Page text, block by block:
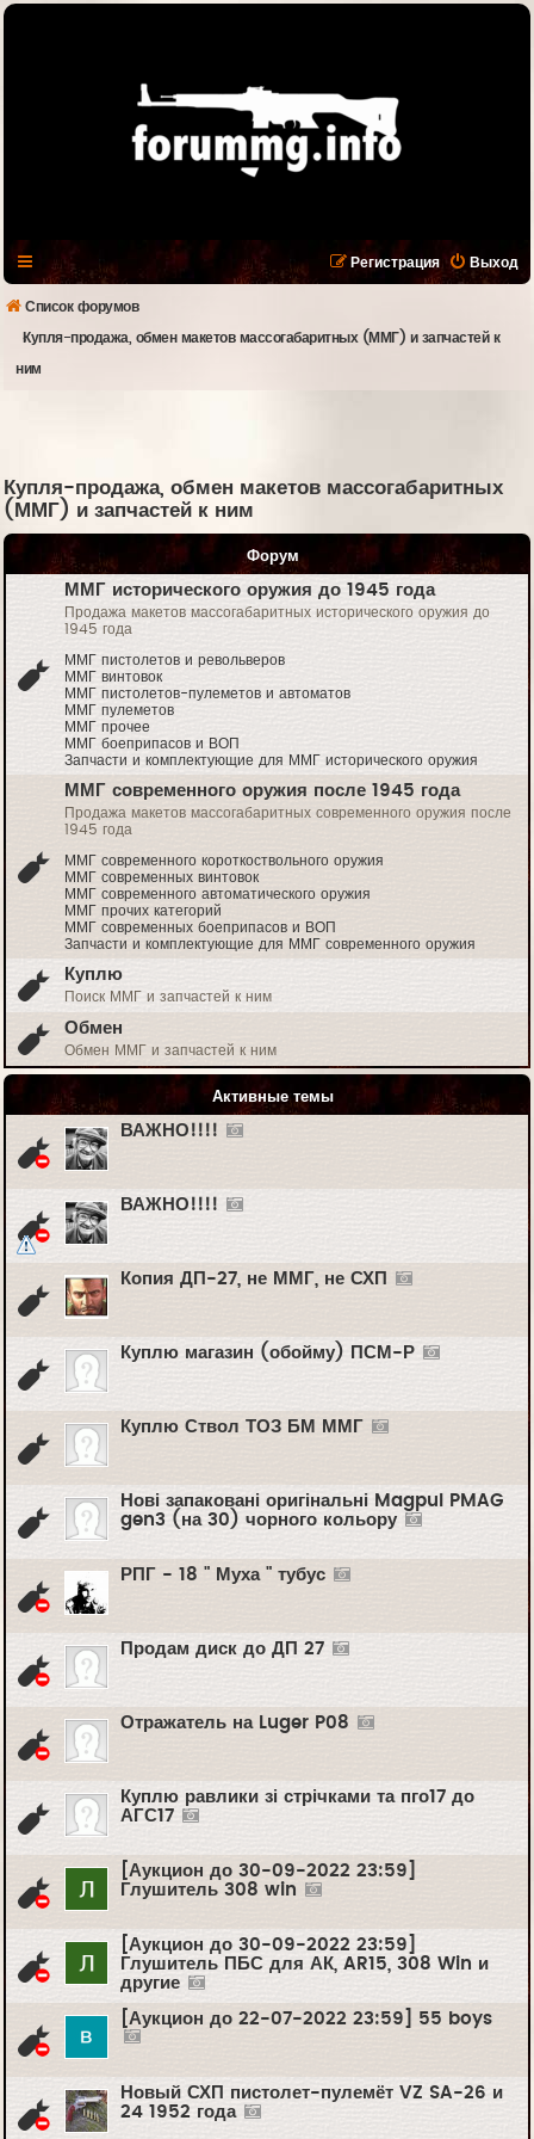
Выход
Регистрация
Список форумов
Купля-продажа, обмен макетов массогабаритных (ММГ) и запчастей к
ним
Купля-продажа, обмен макетов массогабаритных
(ММГ) и запчастей к ним
Форум
ММГ исторического оружия до 1945 года
Продажа макетов массогабаритных исторического оружия до
1945 года
ММГ пистолетов и револьверов
ММГ винтовок
ММГ пистолетов-пулеметов и автоматов
ММГ пулеметов
ММГ прочее
ММГ боеприпасов и ВОП
Запчасти и комплектующие для ММГ исторического оружия
ММГ современного оружия после 1945 года
Продажа макетов массогабаритных современного оружия после
1945 года
ММГ современного короткоствольного оружия
ММГ современных винтовок
ММГ современного автоматического оружия
ММГ прочих категорий
ММГ современных боеприпасов и ВОП
Запчасти и комплектующие для ММГ современного оружия
Куплю
Поиск ММГ и запчастей к ним
Обмен
Обмен ММГ и запчастей к ним
Активные темы
ВАЖНО!!!!
ВАЖНО!!!!
Копия ДП-27, не ММГ, не СХП
Куплю магазин (обойму) ПСМ-Р
Куплю Ствол ТОЗ БМ ММГ
Нові запаковані оригінальні Magpul PMAG
gen3 (на 30) чорного кольору
РПГ - 18 " Муха " тубус
Продам диск до ДП 27
Отражатель на Luger P08
Куплю равлики зі стрічками та пго17 до
АГС17
[Аукцион до 30-09-2022 23:59]
Глушитель 308 win
[Аукцион до 30-09-2022 23:59]
Глушитель ПБС для АК, AR15, 308 Win и
другие
[Аукцион до 22-07-2022 23:59] 55 boys
Новый СХП пистолет-пулемёт VZ SA-26 и
24 1952 года